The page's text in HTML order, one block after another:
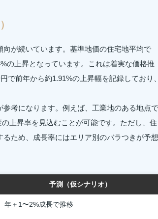
が続いています。基準地価の住宅地平均で
の上昇となっています。これは着実な価格推
で前年から約1.91%の上昇幅を記録しており
考になります。例えば、工業地のある地点で
上昇率を見込むことが可能です。ただし、住
ため、成長率にはエリア別のバラつきが予想
予測（仮シナリオ）
年＋1〜2%成長で推移